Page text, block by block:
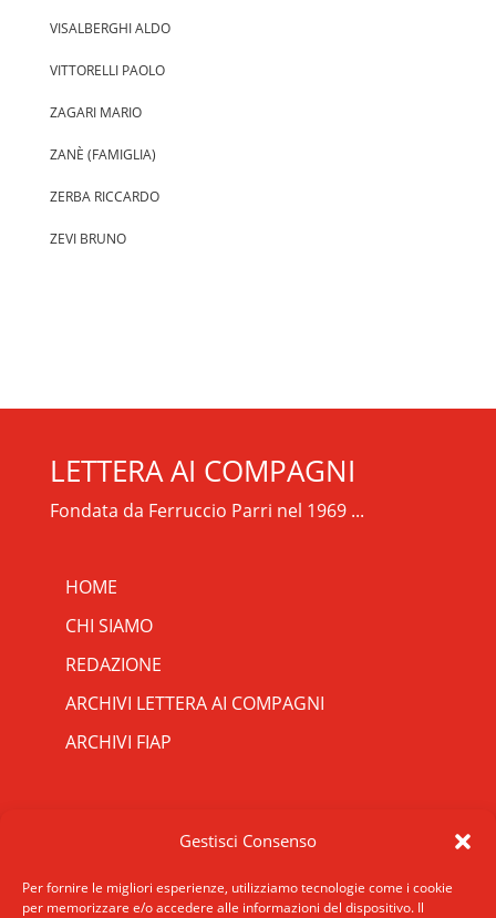
Gestisci Consenso
Per fornire le migliori esperienze, utilizziamo tecnologie come i cookie
per memorizzare e/o accedere alle informazioni del dispositivo. Il
VISALBERGHI ALDO
VITTORELLI PAOLO
ZAGARI MARIO
ZANÈ (FAMIGLIA)
ZERBA RICCARDO
ZEVI BRUNO
LETTERA AI COMPAGNI
Fondata da Ferruccio Parri nel 1969 ...
HOME
CHI SIAMO
REDAZIONE
ARCHIVI LETTERA AI COMPAGNI
ARCHIVI FIAP
INDIRIZZO
+A
Alto Contrasto